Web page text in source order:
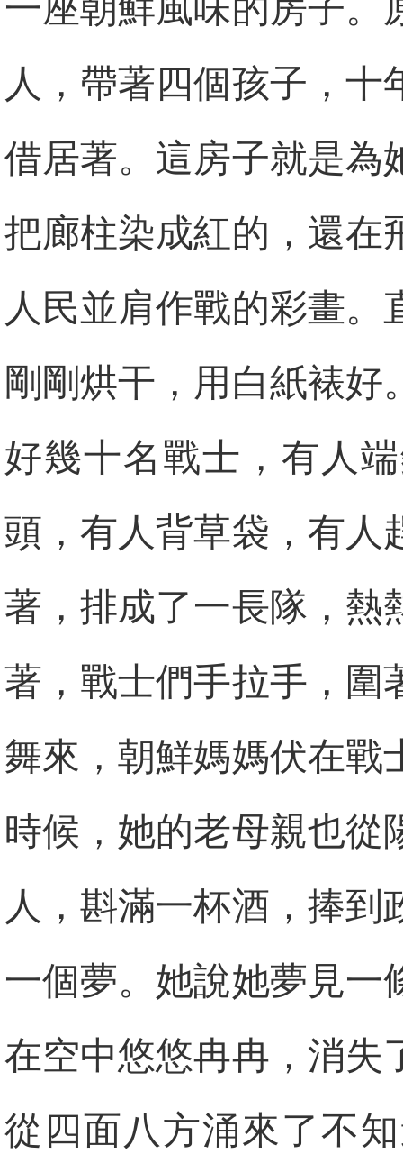
一座朝鮮風味的房子。
人，帶著四個孩子，十
借居著。這房子就是為
把廊柱染成紅的，還在
人民並肩作戰的彩畫。
剛剛烘干，用白紙裱好
好幾十名戰士，有人
頭，有人背草袋，有人
著，排成了一長隊，熱
著，戰士們手拉手，圍
舞來，朝鮮媽媽伏在戰
時候，她的老母親也從
人，斟滿一杯酒，捧到
一個夢。她說她夢見一
在空中悠悠冉冉，消失
從四面八方涌來了不